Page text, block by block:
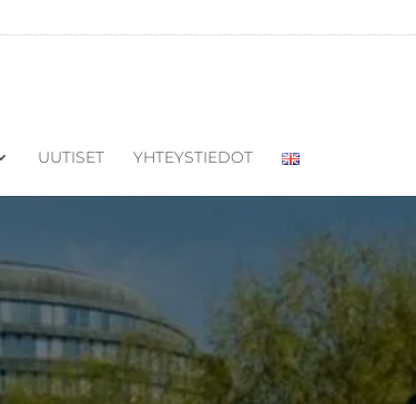
UUTISET YHTEYSTIEDOT